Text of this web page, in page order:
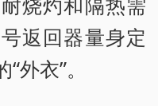
返回器量身定
外衣”。